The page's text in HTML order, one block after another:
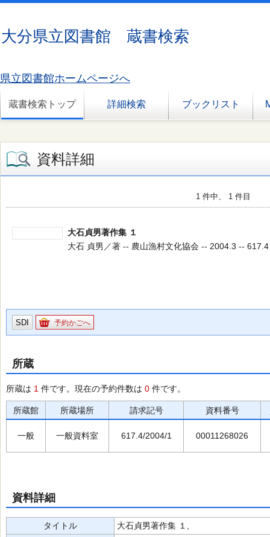
大分県立図書館 蔵書検索
県立図書館ホームページへ
蔵書検索トップ 詳細検索 ブックリスト
資料詳細
1 件中、 1 件目
大石貞男著作集 １
大石 貞男／著 -- 農山漁村文化協会 -- 2004.3 -- 617.4
SDI 予約かごへ
所蔵
所蔵は 1 件です。現在の予約件数は 0 件です。
所蔵館 所蔵場所 請求記号 資料番号
一般 一般資料室 617.4/2004/1 00011268026
資料詳細
タイトル
大石貞男著作集 １,